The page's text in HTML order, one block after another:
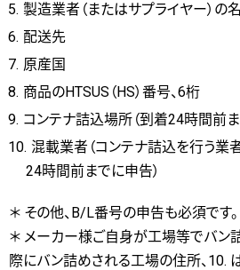
製造業者（またはサプライヤー）の
配送先
原産国
商品のHTSUS（HS）番号、6桁
コンテナ詰込場所（到着24時間前ま
混載業者（コンテナ詰込を行う業
24時間前までに申告）
＊ その他、B/L番号の申告も必須です。
＊ メーカー様ご自身が工場等でバン
際にバン詰めされる工場の住所、10.